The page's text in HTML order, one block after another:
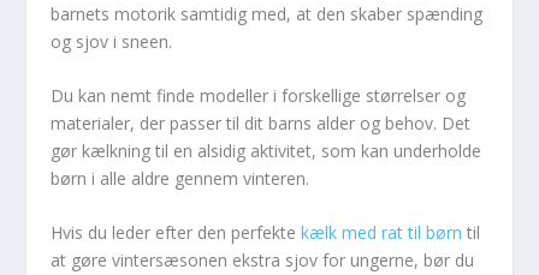
barnets motorik samtidig med, at den skaber spænding
og sjov i sneen.
Du kan nemt finde modeller i forskellige størrelser og
materialer, der passer til dit barns alder og behov. Det
gør kælkning til en alsidig aktivitet, som kan underholde
børn i alle aldre gennem vinteren.
Hvis du leder efter den perfektekælk med rat til børn til
at gøre vintersæsonen ekstra sjov for ungerne, bør du